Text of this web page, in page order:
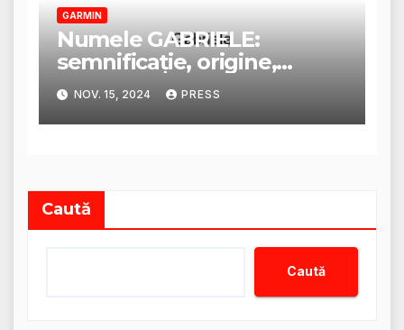
GARMIN
Numele GABRIELE:
semnificație, origine,
trăsături și personalitate
NOV. 15, 2024 PRESS
Caută
Caută